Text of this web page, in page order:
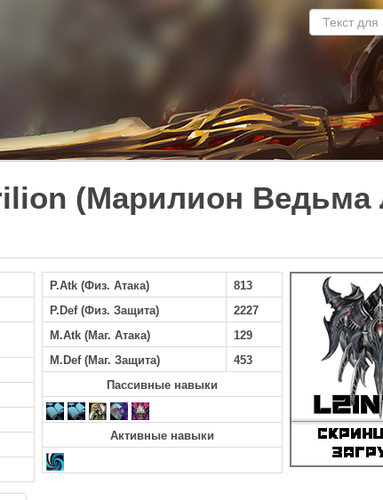
(Марилион Ведьма
P.Atk (Физ. Атака)
813
P.Def (Физ. Защита)
2227
M.Atk (Маг. Атака)
129
M.Def (Маг. Защита)
453
Пассивные навыки
Активные навыки